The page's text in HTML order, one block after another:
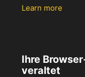
Learn more
Ihre
veraltet